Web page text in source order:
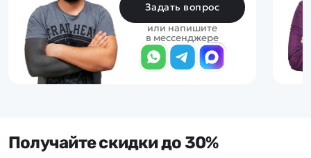
Задать вопрос
или напишите
в мессенджере
Получайте скидки до 30%